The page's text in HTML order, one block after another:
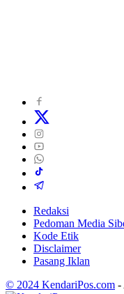
Redaksi
Pedoman Media
Kode Etik
Disclaimer
Pasang Iklan
© 2024 KendariPos.com -